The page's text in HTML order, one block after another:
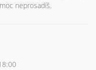
neprosadíš.